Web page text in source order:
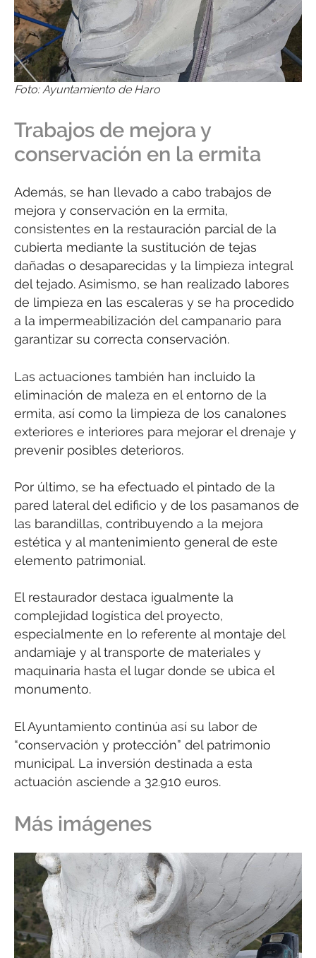
Foto: Ayuntamiento de Haro
Trabajos de mejora y
conservación en la ermita
Además, se han llevado a cabo trabajos de
mejora y conservación en la ermita,
consistentes en la restauración parcial de la
cubierta mediante la sustitución de tejas
dañadas o desaparecidas y la limpieza integral
del tejado. Asimismo, se han realizado labores
de limpieza en las escaleras y se ha procedido
a la impermeabilización del campanario para
garantizar su correcta conservación.
Las actuaciones también han incluido la
eliminación de maleza en el entorno de la
ermita, así como la limpieza de los canalones
exteriores e interiores para mejorar el drenaje y
prevenir posibles deterioros.
Por último, se ha efectuado el pintado de la
pared lateral del edificio y de los pasamanos de
las barandillas, contribuyendo a la mejora
estética y al mantenimiento general de este
elemento patrimonial.
El restaurador destaca igualmente la
complejidad logística del proyecto,
especialmente en lo referente al montaje del
andamiaje y al transporte de materiales y
maquinaria hasta el lugar donde se ubica el
monumento.
El Ayuntamiento continúa así su labor de
“conservación y protección” del patrimonio
municipal. La inversión destinada a esta
actuación asciende a 32.910 euros.
Más imágenes